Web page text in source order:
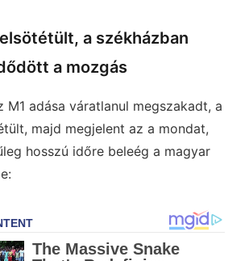
a székházban
a mozgás
M1 adása váratlanul megszakadt, a
majd megjelent az a mondat,
hosszú időre beleég a magyar